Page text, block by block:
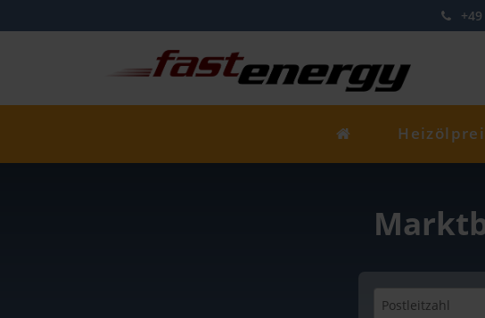
Postleitzahl